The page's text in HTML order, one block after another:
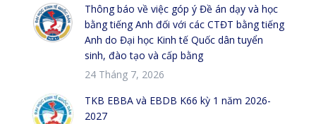
Thông báo về việc góp ý Đề án dạy và học
bằng tiếng Anh đối với các CTĐT bằng tiếng
Anh do Đại học Kinh tế Quốc dân tuyển
sinh, đào tạo và cấp bằng
24 Tháng 7, 2026
TKB EBBA và EBDB K66 kỳ 1 năm 2026-
2027